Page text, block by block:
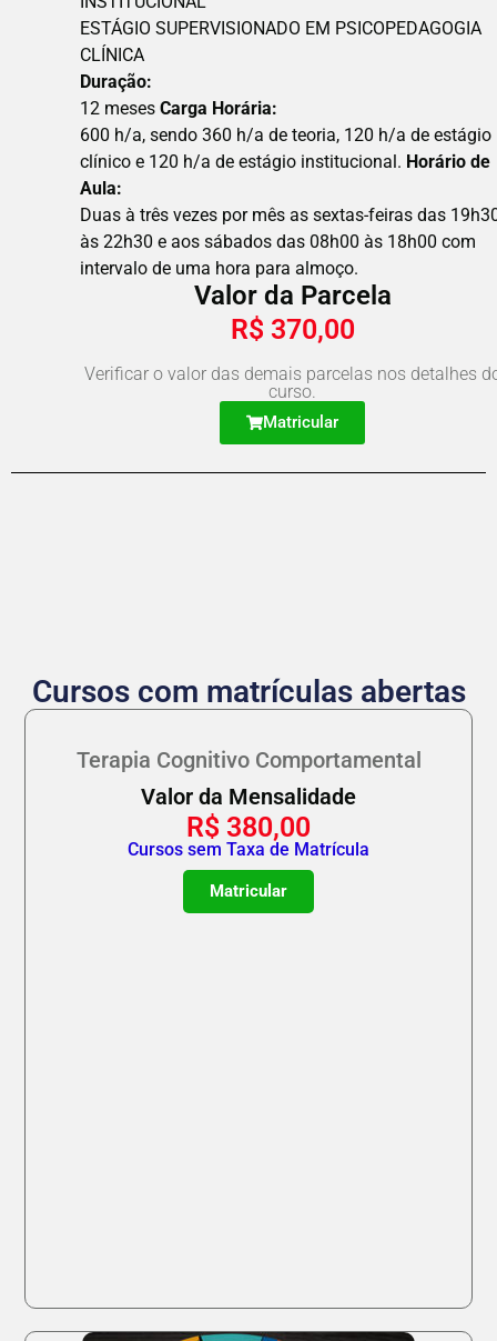
ESTÁGIO SUPERVISIONADO EM PSICOPEDAGOGIA
CLÍNICA
Duração:
12 mesesCarga Horária:
600 h/a, sendo 360 h/a de teoria, 120 h/a de estágio
clínico e 120 h/a de estágio institucional. Horário de
Aula:
Duas à três vezes por mês as sextas-feiras das
às 22h30 e aos sábados das 08h00 às 18h00 com
intervalo de uma hora para almoço.
Valor da Parcela
R$ 370,00
Verificar o valor das demais parcelas nos detalhes
curso.
Matricular
Cursos com matrículas abertas
Terapia Cognitivo Comportamental
Valor da Mensalidade
R$ 380,00
Cursos sem Taxa de Matrícula
Matricular